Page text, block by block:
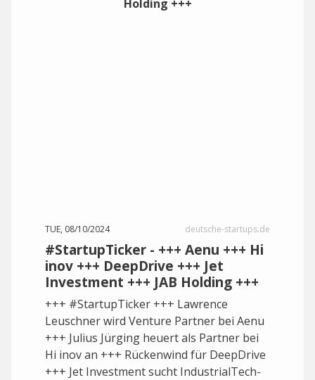
TUE, 08/10/2024 deutsche-startups.de
#StartupTicker - +++ Aenu +++ Hi
inov +++ DeepDrive +++ Jet
Investment +++ JAB Holding +++
+++ #StartupTicker +++ Lawrence
Leuschner wird Venture Partner bei Aenu
+++ Julius Jürging heuert als Partner bei
Hi inov an +++ Rückenwind für DeepDrive
+++ Jet Investment sucht IndustrialTech-